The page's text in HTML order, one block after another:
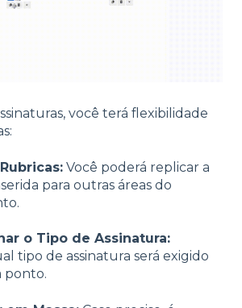
você terá flexibilidade
Você poderá replicar a
para outras áreas do
o Tipo de Assinatura:
tipo de assinatura será exigido
ponto.